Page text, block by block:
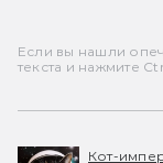
Если вы нашли
текста и нажмите
Кот-